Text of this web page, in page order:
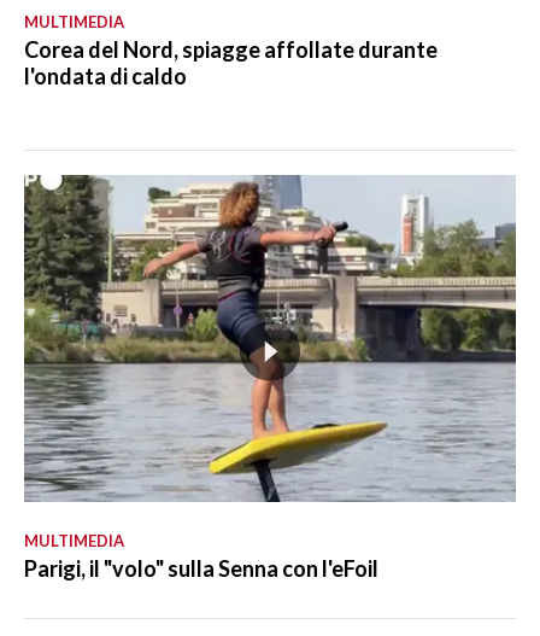
MULTIMEDIA
Corea del Nord, spiagge affollate durante
l'ondata di caldo
MULTIMEDIA
Parigi, il "volo" sulla Senna con l'eFoil